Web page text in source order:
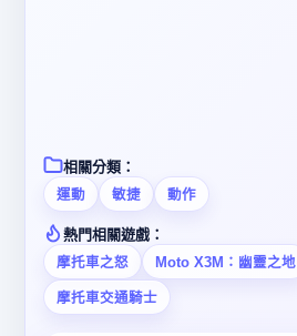
相關分類：
運動 敏捷 動作
熱門相關遊戲：
摩托車之怒 Moto X3M：幽靈之地
摩托車交通騎士